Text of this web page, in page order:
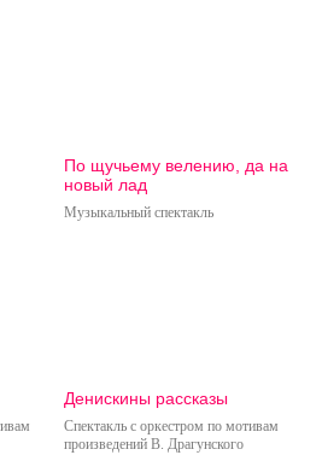
По щучьему велению, да на
новый лад
Музыкальный спектакль
Денискины рассказы
Спектакль с оркестром по мотивам
произведений В. Драгунского